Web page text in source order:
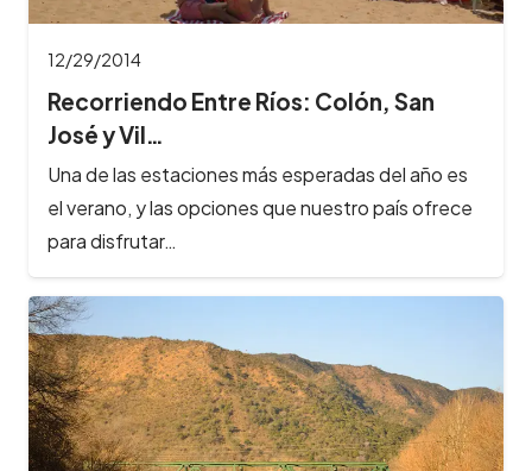
12/29/2014
Recorriendo Entre Ríos: Colón, San
José y Vil…
Una de las estaciones más esperadas del año es
el verano, y las opciones que nuestro país ofrece
para disfrutar…